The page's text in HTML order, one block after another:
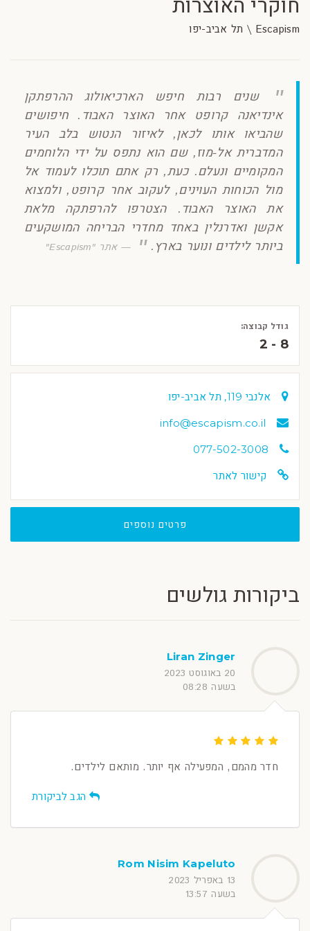
חוקרי האוצרות
Escapism \ תל אביב-יפו
שנים רבות חיפש הארכיאולוג ההרפתקן
אינדיאנה קרופט אחר האוצר האבוד. חיפושים
שהביאו אותו לכאן, לאיזור הנטוש בלב העיר
המדברית אל-מוז, שם הוא נתפס על ידי הלוחמים
המקומיים ונעלם. כעת, רק אתם תוכלו לעמוד אל
מול הכוחות העוינים, לעקוב אחר קרופט, ולמצוא
את האוצר האבוד. הצטרפו להרפתקה מלאת
אקשן ואדרנלין באחד מחדרי הבריחה המושקעים
ביותר לילדים ונוער בארץ.
אתר "Escapism"
גודל קבוצה:
2 - 8
אלנבי 119, תל אביב-יפו
info@escapism.co.il
077-502-3008
קישור לאתר
פרטים נוספים
ביקורות גולשים
Liran Zinger
20 באוגוסט 2023
בשעה 08:28
חדר מהמם, המפעילה אף יותר. מותאם לילדים.
הגב לביקורת
Rom Nisim Kapeluto
13 באפריל 2023
בשעה 13:57